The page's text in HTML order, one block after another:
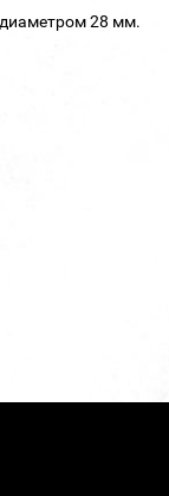
диаметром 28 мм.